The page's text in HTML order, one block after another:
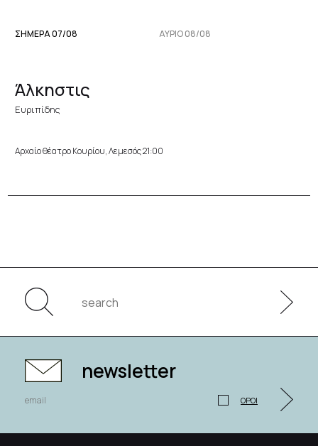
ΣΗΜΕΡΑ 07/08 ΑΥΡΙΟ 08/08
Άλκηστις
Ευριπίδης
Αρχαίο θέατρο Κουρίου, Λεμεσός 21:00
newsletter
ΟΡΟΙ